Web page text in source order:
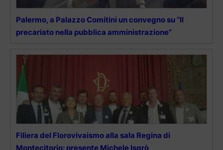
Palermo, a Palazzo Comitini un convegno su “Il
precariato nella pubblica amministrazione”
Filiera del Florovivaismo alla sala Regina di
Montecitorio: presente Michele Isgrò